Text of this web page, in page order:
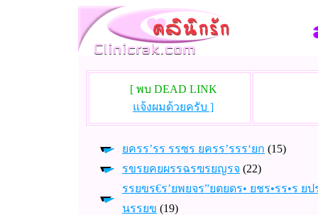
[ พบ DEAD LINK
แจ้งผมด้วยครับ ]
ยครร’รร รรซร ยครร’รรร‘ยก (15)
รขรยคยผรรฉรฃรยญรจ (22)
รรยขร€ร’ยพยจร”ยตยดร• ยชร•รร•ร ยป
นรรยข (19)